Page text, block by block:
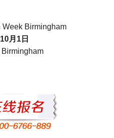
Birmingham
月1日